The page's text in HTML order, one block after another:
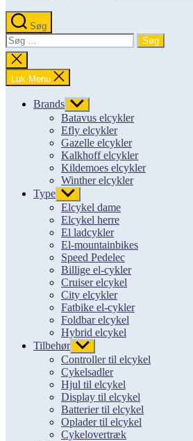
Søg
Søg
efter:
Luk
søgning
Luk Menu
Brands Vis
undermenu
Batavus elcykler
Efly elcykler
Gazelle elcykler
Kalkhoff elcykler
Kildemoes elcykler
Winther elcykler
Type Vis
undermenu
Elcykel dame
Elcykel herre
El ladcykler
El-mountainbikes
Speed Pedelec
Billige el-cykler
Cruiser elcykel
City elcykler
Fatbike el-cykler
Foldbar elcykel
Hybrid elcykel
Tilbehør Vis
undermenu
Controller til elcykel
Cykelsadler
Hjul til elcykel
Display til elcykel
Batterier til elcykel
Oplader til elcykel
Cykelovertræk